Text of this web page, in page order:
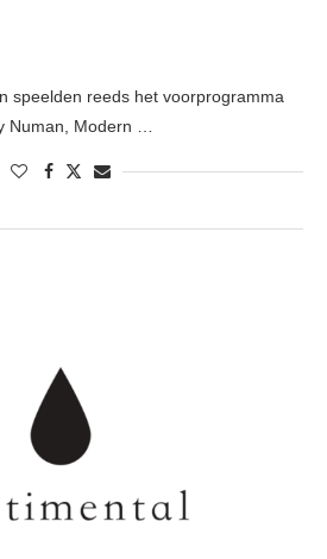
speelden reeds het voorprogramma
Numan, Modern …